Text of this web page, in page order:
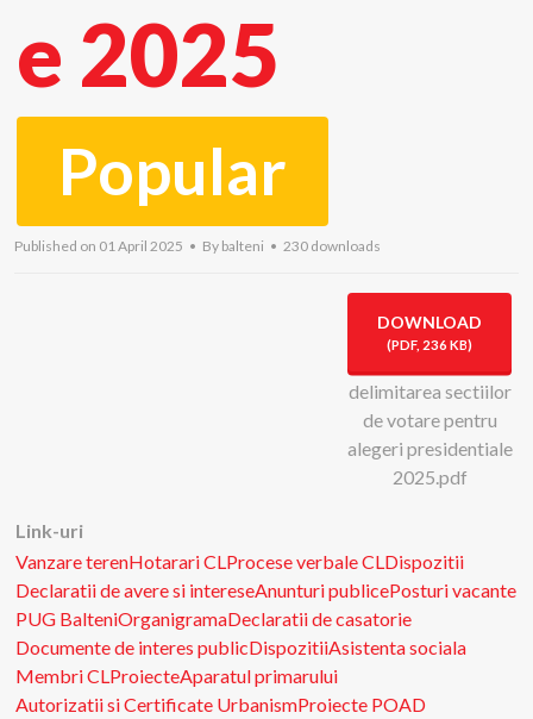
e 2025
Popular
Published on 01 April 2025 By balteni 230 downloads
DOWNLOAD
(PDF, 236 KB)
delimitarea sectiilor
de votare pentru
alegeri presidentiale
2025.pdf
Link-uri
Vanzare terenHotarari CLProcese verbale CLDispozitii
Declaratii de avere si intereseAnunturi publicePosturi vacante
PUG BalteniOrganigramaDeclaratii de casatorie
Documente de interes publicDispozitiiAsistenta sociala
Membri CLProiecteAparatul primarului
Autorizatii si Certificate UrbanismProiecte POAD